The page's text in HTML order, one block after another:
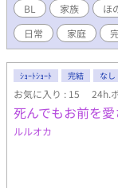
BL 家族 ほ
日常
家庭
ｼｮｰﾄｼｮｰﾄ 完結 なし
お気に入り : 15 24h.
死んでもお前を
ルルオカ